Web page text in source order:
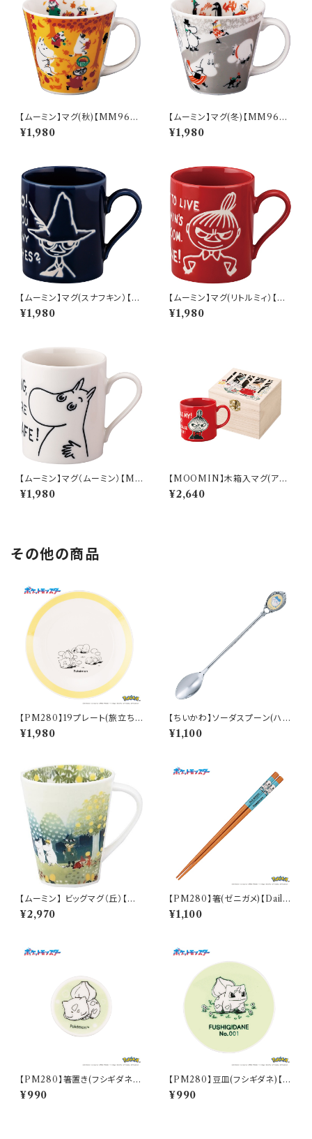
【ムーミン】マグ(秋)【MM960
0】MM9603-11
¥1,980
【ムーミン】マグ(冬)【MM960
0】MM9604-11
¥1,980
【ムーミン】マグ(スナフキン）【M
M9000】MM9003-11
¥1,980
【ムーミン】マグ(リトルミィ）【M
M9000】MM9002-11
¥1,980
【ムーミン】マグ（ムーミン）【M
M9000】MM9001-11
¥1,980
【MOOMIN】木箱入マグ(アイ
ムリトルミイ)【MM16000】M
M16001-11H
¥2,640
その他の商品
【PM280】19プレート(旅立ち)
【Daily Sketch】PM285-330
¥1,980
【ちいかわ】ソーダスプーン(ハチ
ワレ)【CKW40】CKW42-850
¥1,100
【ムーミン】 ビッグマグ（丘）【M
M3200】MM3201-35
¥2,970
【PM280】箸(ゼニガメ)【Daily
Sketch】PM283-840
¥1,100
【PM280】箸置き(フシギダネ)
【Daily Sketch】PM281-402
¥990
【PM280】豆皿(フシギダネ)【D
aily Sketch】PM281-333
¥990